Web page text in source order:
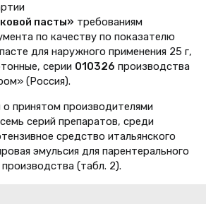
пасты» требованиям
по качеству по показателю
для наружного применения 25 г,
серии 010326 производства
(Россия).
принятом производителями
серий препаратов, среди
средство итальянского
эмульсия для парентерального
(табл. 2).